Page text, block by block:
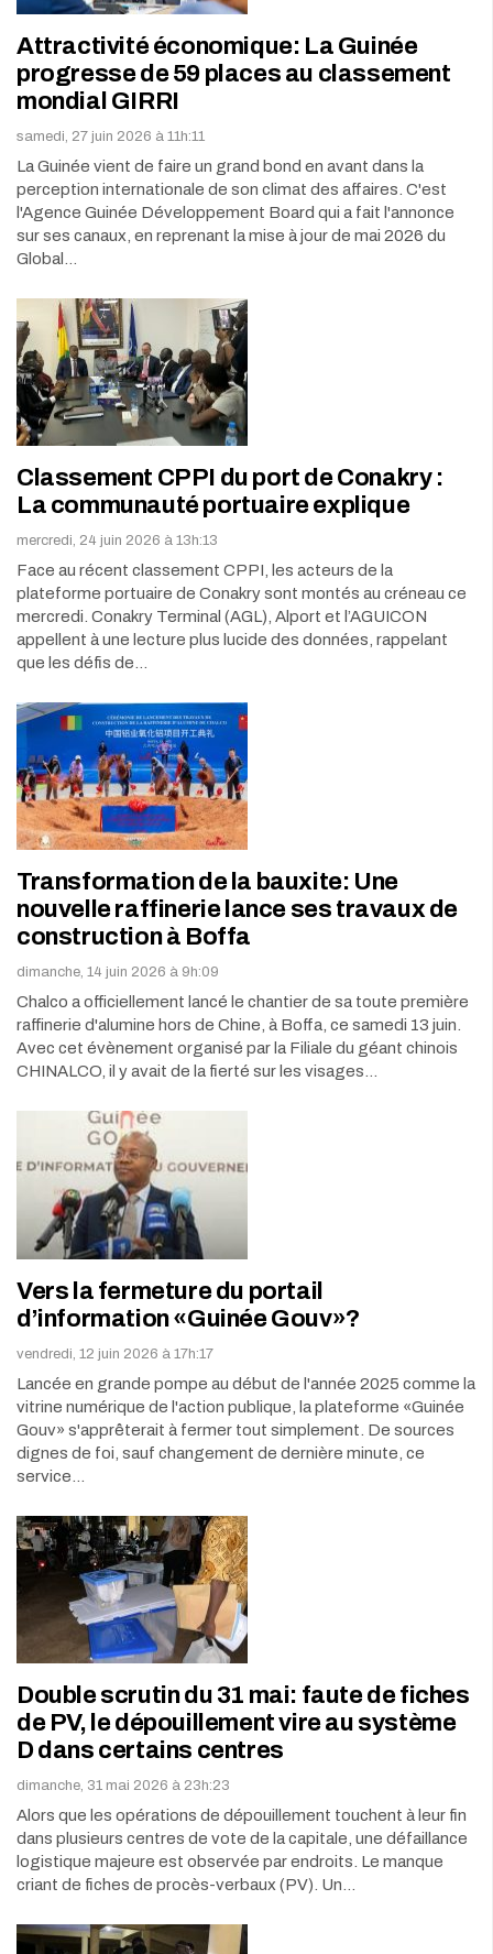
Attractivité économique: La Guinée
progresse de 59 places au classement
mondial GIRRI
samedi, 27 juin 2026 à 11h:11
La Guinée vient de faire un grand bond en avant dans la
perception internationale de son climat des affaires. C'est
l'Agence Guinée Développement Board qui a fait l'annonce
sur ses canaux, en reprenant la mise à jour de mai 2026 du
Global…
Classement CPPI du port de Conakry :
La communauté portuaire explique
mercredi, 24 juin 2026 à 13h:13
Face au récent classement CPPI, les acteurs de la
plateforme portuaire de Conakry sont montés au créneau ce
mercredi. Conakry Terminal (AGL), Alport et l’AGUICON
appellent à une lecture plus lucide des données, rappelant
que les défis de…
Transformation de la bauxite: Une
nouvelle raffinerie lance ses travaux de
construction à Boffa
dimanche, 14 juin 2026 à 9h:09
Chalco a officiellement lancé le chantier de sa toute première
raffinerie d'alumine hors de Chine, à Boffa, ce samedi 13 juin.
Avec cet évènement organisé par la Filiale du géant chinois
CHINALCO, il y avait de la fierté sur les visages…
Vers la fermeture du portail
d’information «Guinée Gouv»?
vendredi, 12 juin 2026 à 17h:17
Lancée en grande pompe au début de l'année 2025 comme la
vitrine numérique de l'action publique, la plateforme «Guinée
Gouv» s'apprêterait à fermer tout simplement. De sources
dignes de foi, sauf changement de dernière minute, ce
service…
Double scrutin du 31 mai: faute de fiches
de PV, le dépouillement vire au système
D dans certains centres
dimanche, 31 mai 2026 à 23h:23
Alors que les opérations de dépouillement touchent à leur fin
dans plusieurs centres de vote de la capitale, une défaillance
logistique majeure est observée par endroits. Le manque
criant de fiches de procès-verbaux (PV). Un…